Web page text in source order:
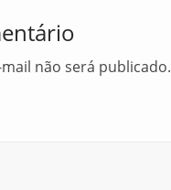
não será publicado.